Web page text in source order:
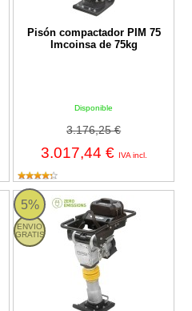
Pisón compactador PIM 75
Imcoinsa de 75kg
Disponible
3.176,25 €
3.017,44 € IVA incl.
5%
ENVIO
GRATIS
Pisón compactador E-Power 72